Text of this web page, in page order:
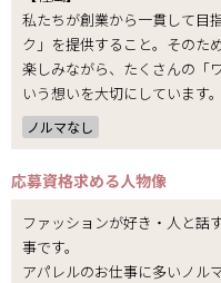
私たちが創業から一貫して目
ク」を提供すること。そのた
楽しみながら、たくさんの「
いう想いを大切にしています。
ノルマなし
応募資格求める人物像
ファッションが好き・人と話
事です。
アパレルのお仕事に多いノル